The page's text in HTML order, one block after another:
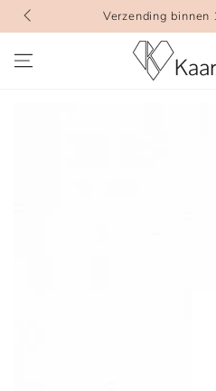
GA DOOR NAAR
INHOUD
Verzending binnen